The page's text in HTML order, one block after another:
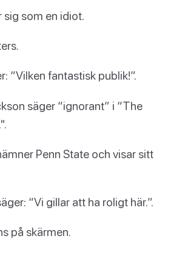
sig som en idiot.
“Vilken fantastisk publik!”.
säger “ignorant” i “The
Penn State och visar sitt
“Vi gillar att ha roligt här.”.
på skärmen.